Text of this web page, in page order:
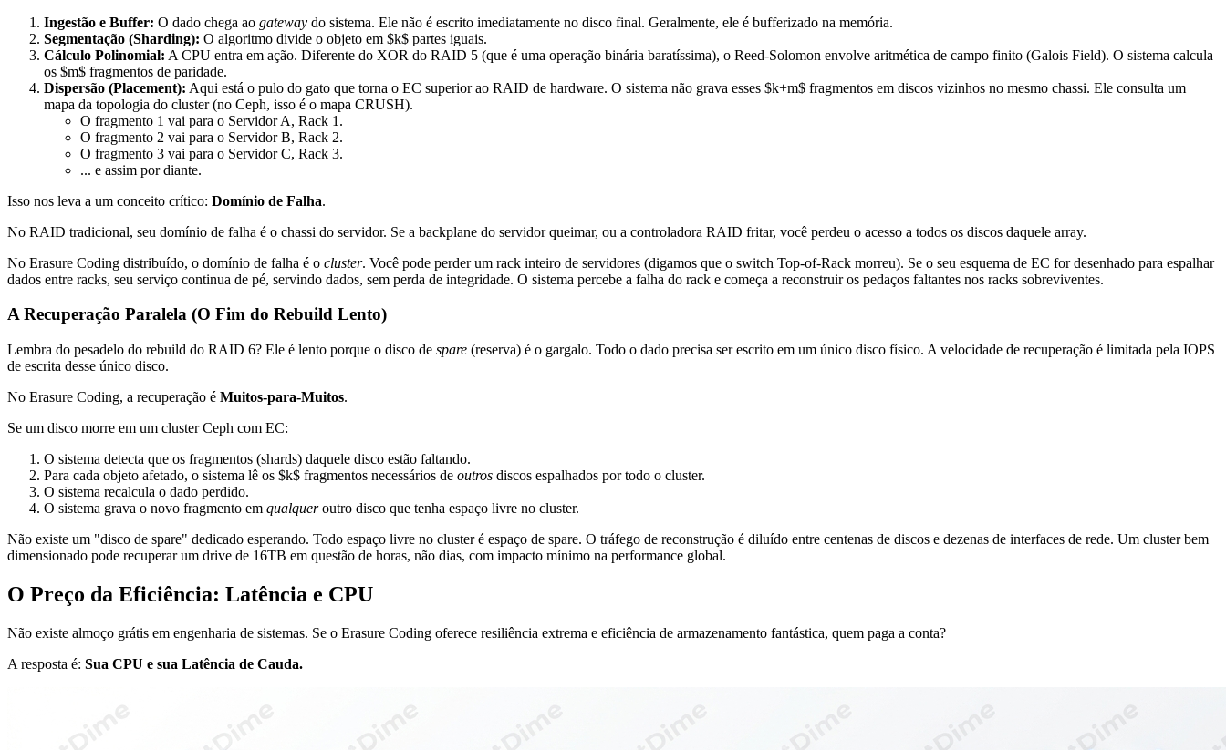
Ingestão e Buffer: O dado chega ao gateway do sistema. Ele não é escrito imediatamente no disco final. Geralmente, ele é bufferizado na memória.
Segmentação (Sharding): O algoritmo divide o objeto em $k$ partes iguais.
Cálculo Polinomial: A CPU entra em ação. Diferente do XOR do RAID 5 (que é uma operação binária baratíssima), o Reed-Solomon envolve aritmética de campo finito (Galois Field). O sistema calcula
os $m$ fragmentos de paridade.
Dispersão (Placement): Aqui está o pulo do gato que torna o EC superior ao RAID de hardware. O sistema não grava esses $k+m$ fragmentos em discos vizinhos no mesmo chassi. Ele consulta um
mapa da topologia do cluster (no Ceph, isso é o mapa CRUSH).
O fragmento 1 vai para o Servidor A, Rack 1.
O fragmento 2 vai para o Servidor B, Rack 2.
O fragmento 3 vai para o Servidor C, Rack 3.
... e assim por diante.
Isso nos leva a um conceito crítico: Domínio de Falha.
No RAID tradicional, seu domínio de falha é o chassi do servidor. Se a backplane do servidor queimar, ou a controladora RAID fritar, você perdeu o acesso a todos os discos daquele array.
No Erasure Coding distribuído, o domínio de falha é o cluster. Você pode perder um rack inteiro de servidores (digamos que o switch Top-of-Rack morreu). Se o seu esquema de EC for desenhado para espalhar
dados entre racks, seu serviço continua de pé, servindo dados, sem perda de integridade. O sistema percebe a falha do rack e começa a reconstruir os pedaços faltantes nos racks sobreviventes.
A Recuperação Paralela (O Fim do Rebuild Lento)
Lembra do pesadelo do rebuild do RAID 6? Ele é lento porque o disco de spare (reserva) é o gargalo. Todo o dado precisa ser escrito em um único disco físico. A velocidade de recuperação é limitada pela IOPS
de escrita desse único disco.
No Erasure Coding, a recuperação é Muitos-para-Muitos.
Se um disco morre em um cluster Ceph com EC:
O sistema detecta que os fragmentos (shards) daquele disco estão faltando.
Para cada objeto afetado, o sistema lê os $k$ fragmentos necessários de outros discos espalhados por todo o cluster.
O sistema recalcula o dado perdido.
O sistema grava o novo fragmento em qualqueroutro disco que tenha espaço livre no cluster.
Não existe um "disco de spare" dedicado esperando. Todo espaço livre no cluster é espaço de spare. O tráfego de reconstrução é diluído entre centenas de discos e dezenas de interfaces de rede. Um cluster bem
dimensionado pode recuperar um drive de 16TB em questão de horas, não dias, com impacto mínimo na performance global.
O Preço da Eficiência: Latência e CPU
Não existe almoço grátis em engenharia de sistemas. Se o Erasure Coding oferece resiliência extrema e eficiência de armazenamento fantástica, quem paga a conta?
A resposta é: Sua CPU e sua Latência de Cauda.